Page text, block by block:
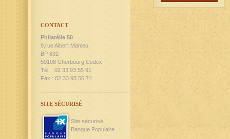
CONTACT
Philatélie 50
9,rue Albert Mahieu
BP 832
50108 Cherbourg Cedex
Tél. : 02 33 93 55 91
Fax : 02 33 93 56 74
SITE SÉCURISÉ
Site sécurisé
Banque Populaire